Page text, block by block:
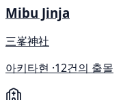
Mibu Jinja
三峯神社
아키타현 ·12건의 출몰